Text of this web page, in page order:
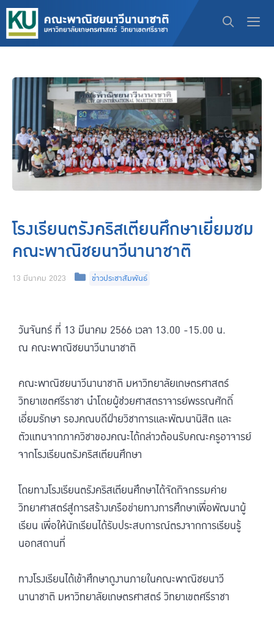
โรงเรียนตรังคริสเตียนศึกษาเยี่ยมชม
คณะพาณิชยนาวีนานาชาติ
13 มีนาคม 2023 ข่าวประชาสัมพันธ์
วันจันทร์ ที่ 13 มีนาคม 2566 เวลา 13.00 -15.00 น.
ณ คณะพาณิชยนาวีนานาชาติ
คณะพาณิชยนาวีนานาชาติ มหาวิทยาลัยเกษตรศาสตร์
วิทยาเขตศรีราชา นำโดยผู้ช่วยศาสตราจารย์พรรณศักดิ์
เอี่ยมรักษา รองคณบดีฝ่ายวิชาการและพัฒนานิสิต และ
ตัวแทนจากภาควิชาของคณะได้กล่าวต้อนรับคณะครูอาจารย์
จากโรงเรียนตรังคริสเตียนศึกษา
โดยทางโรงเรียนตรังคริสเตียนศึกษาได้จัดกิจกรรมค่าย
วิทยาศาสตร์สู่การสร้างเครือข่ายทางการศึกษาเพื่อพัฒนาผู้
เรียน เพื่อให้นักเรียนได้รับประสบการณ์ตรงจากการเรียนรู้
นอกสถานที่
ทางโรงเรียนได้เข้าศึกษาดูงานภายในคณะพาณิชยนาวี
นานาชาติ มหาวิทยาลัยเกษตรศาสตร์ วิทยาเขตศรีราชา